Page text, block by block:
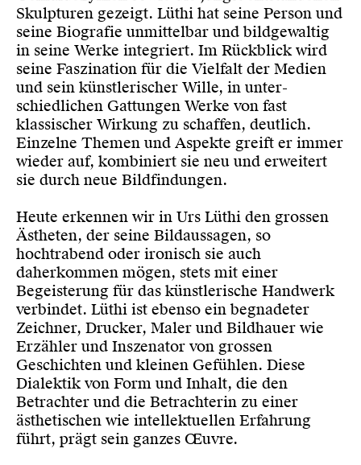
Skulpturen gezeigt. Lüthi hat seine Person und
seine Biografie unmittelbar und bildgewaltig
in seine Werke integriert. Im Rückblick wird
seine Faszination für die Vielfalt der Medien
und sein künstlerischer Wille, in unter­
schiedlichen Gattungen Werke von fast
klassischer Wirkung zu schaffen, deutlich.
Einzelne Themen und Aspekte greift er immer
wieder auf, kombiniert sie neu und erwei­tert
sie durch neue Bildfindun­gen.
Heute erkennen wir in Urs Lüthi den grossen
Ästheten, der seine Bildaussagen, so
hochtrabend oder iro­nisch sie auch
daherkommen mögen, stets mit einer
Begeisterung für das künstlerische Handwerk
verbin­det. Lüthi ist ebenso ein begnadeter
Zeichner, Drucker, Maler und Bildhauer wie
Erzähler und Inszenator von grossen
Geschichten und kleinen Gefühlen. Diese
Dialektik von Form und Inhalt, die den
Betrachter und die Betrachterin zu einer
ästhetischen wie intellektuellen Erfahrung
führt, prägt sein ganzes Œuvre.